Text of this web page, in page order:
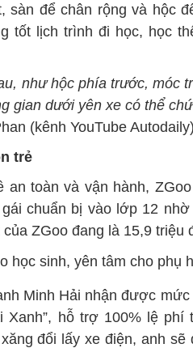
sàn để chân rộng và hộc
tốt lịch trình đi học, học
như hộc phía trước, móc
gian dưới yên xe có thể
(kênh YouTube
trẻ
toàn và vận hành,
chuẩn bị vào lớp 12
ZGoo đang là 15,9 triệu
Minh Hải nhận được
Xanh”, hỗ trợ 100% lệ phí
đổi lấy xe điện, anh sẽ